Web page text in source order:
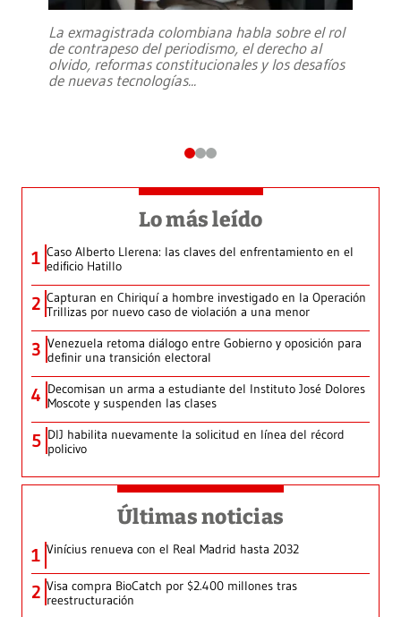
La exmagistrada colombiana habla sobre el rol
de contrapeso del periodismo, el derecho al
olvido, reformas constitucionales y los desafíos
de nuevas tecnologías...
Lo más leído
1 Caso Alberto Llerena: las claves del enfrentamiento en el
edificio Hatillo
2 Capturan en Chiriquí a hombre investigado en la Operación
Trillizas por nuevo caso de violación a una menor
3 Venezuela retoma diálogo entre Gobierno y oposición para
definir una transición electoral
4 Decomisan un arma a estudiante del Instituto José Dolores
Moscote y suspenden las clases
5 DIJ habilita nuevamente la solicitud en línea del récord
policivo
Últimas noticias
1 Vinícius renueva con el Real Madrid hasta 2032
2 Visa compra BioCatch por $2.400 millones tras
reestructuración